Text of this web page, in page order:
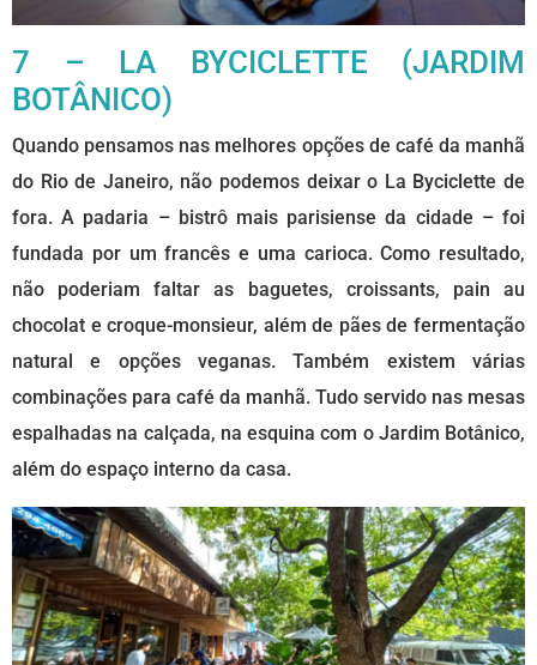
7 – LA BYCICLETTE (JARDIM
BOTÂNICO)
Quando pensamos nas melhores opções de café da manhã
do Rio de Janeiro, não podemos deixar o La Byciclette de
fora. A padaria – bistrô mais parisiense da cidade – foi
fundada por um francês e uma carioca. Como resultado,
não poderiam faltar as baguetes, croissants, pain au
chocolat e croque-monsieur, além de pães de fermentação
natural e opções veganas. Também existem várias
combinações para café da manhã. Tudo servido nas mesas
espalhadas na calçada, na esquina com o Jardim Botânico,
além do espaço interno da casa.